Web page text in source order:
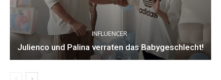
INFLUENCER
Julienco und Palina verraten das Babygeschlecht!